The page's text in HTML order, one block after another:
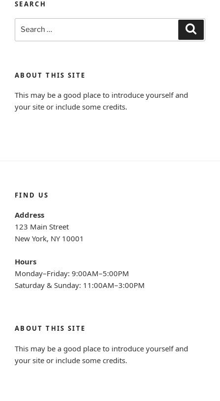
SEARCH
ABOUT THIS SITE
This may be a good place to introduce yourself and
your site or include some credits.
FIND US
Address
123 Main Street
New York, NY 10001
Hours
Monday–Friday: 9:00AM–5:00PM
Saturday & Sunday: 11:00AM–3:00PM
ABOUT THIS SITE
This may be a good place to introduce yourself and
your site or include some credits.